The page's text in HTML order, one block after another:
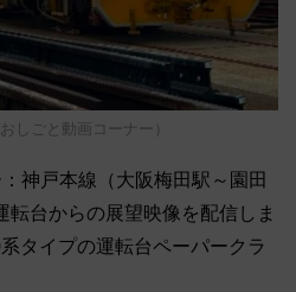
しごと動画コーナー）
神戸本線（大阪梅田駅～園田
転台からの展望映像を配信しま
タイプの運転台ペーパークラ